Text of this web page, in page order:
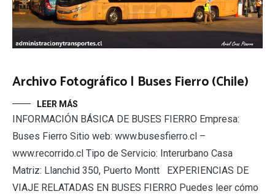
Archivo Fotográfico | Buses Fierro (Chile)
LEER MÁS
INFORMACIÓN BÁSICA DE BUSES FIERRO Empresa:
Buses Fierro Sitio web: www.busesfierro.cl –
www.recorrido.cl Tipo de Servicio: Interurbano Casa
Matriz: Llanchid 350, Puerto Montt EXPERIENCIAS DE
VIAJE RELATADAS EN BUSES FIERRO Puedes leer cómo